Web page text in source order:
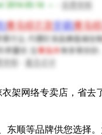
网络专卖店，省
顺等品牌供您选择